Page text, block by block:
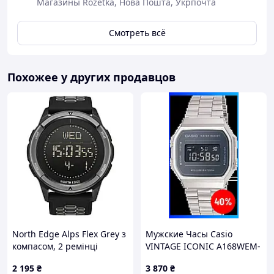
🔹 Расчитан на долгие годы службы
🔹 Отличный подарок для себя или близкого
Смотреть всё
Похожее у других продавцов
North Edge Alps Flex Grey з
компасом, 2 ремінці
2 195 ₴
Мужские Часы Casio
VINTAGE ICONIC A168WEM-
3 870 ₴